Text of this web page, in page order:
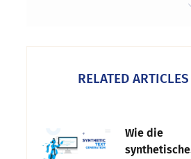
RELATED ARTICLES
Wie die
synthetische